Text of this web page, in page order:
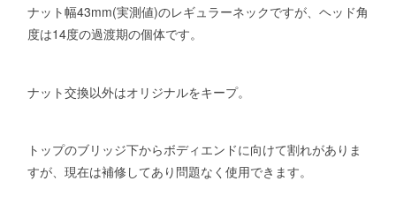
ナット幅43mm(実測値)のレギュラーネックですが、ヘッド角
度は14度の過渡期の個体です。
ナット交換以外はオリジナルをキープ。
トップのブリッジ下からボディエンドに向けて割れがありま
すが、現在は補修してあり問題なく使用できます。